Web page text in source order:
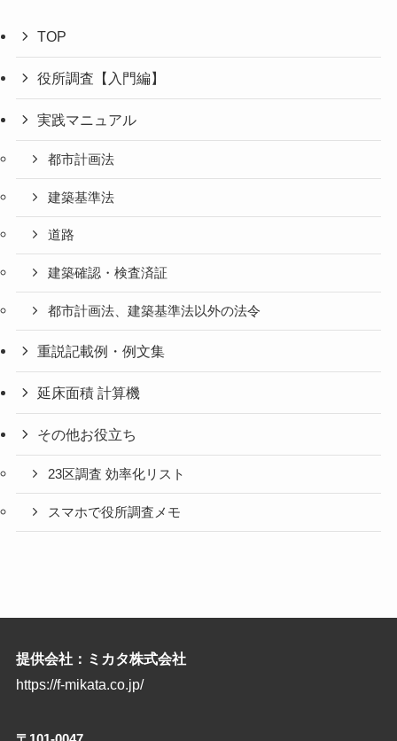
TOP
役所調査【入門編】
実践マニュアル
都市計画法
建築基準法
道路
建築確認・検査済証
都市計画法、建築基準法以外の法令
重説記載例・例文集
延床面積 計算機
その他お役立ち
23区調査 効率化リスト
スマホで役所調査メモ
提供会社：ミカタ株式会社
https://f-mikata.co.jp/